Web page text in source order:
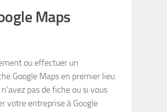
Maps
ou effectuer un
Google Maps en premier lieu.
pas de fiche ou si vous
votre entreprise à Google